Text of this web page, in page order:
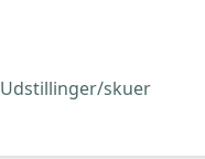
Udstillinger/skuer